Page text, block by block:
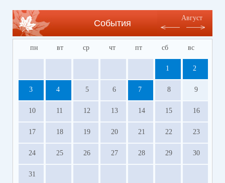
События
Август
пн вт ср чт пт сб вс
1 2
3 4 5 6 7 8 9
10 11 12 13 14 15 16
17 18 19 20 21 22 23
24 25 26 27 28 29 30
31